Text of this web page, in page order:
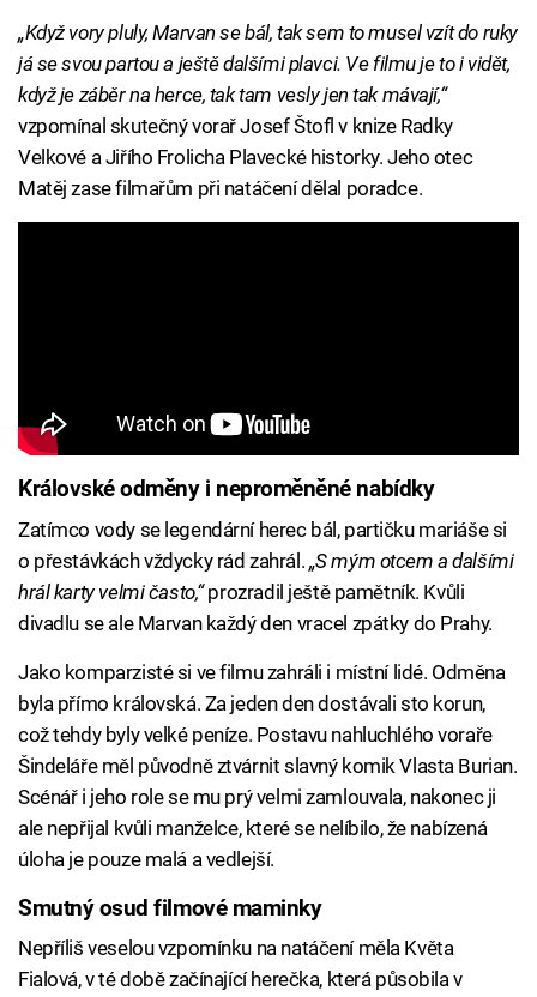
„Když vory pluly, Marvan se bál, tak sem to musel vzít do ruky
já se svou partou a ještě dalšími plavci. Ve filmu je to i vidět,
když je záběr na herce, tak tam vesly jen tak mávají,“
vzpomínal skutečný vorař Josef Štofl v knize Radky
Velkové a Jiřího Frolicha Plavecké historky. Jeho otec
Matěj zase filmařům při natáčení dělal poradce.
Královské odměny i neproměněné nabídky
Zatímco vody se legendární herec bál, partičku mariáše si
o přestávkách vždycky rád zahrál. „S mým otcem a dalšími
hrál karty velmi často,“prozradil ještě pamětník. Kvůli
divadlu se ale Marvan každý den vracel zpátky do Prahy.
Jako komparzisté si ve filmu zahráli i místní lidé. Odměna
byla přímo královská. Za jeden den dostávali sto korun,
což tehdy byly velké peníze. Postavu nahluchlého voraře
Šindeláře měl původně ztvárnit slavný komik Vlasta Burian.
Scénář i jeho role se mu prý velmi zamlouvala, nakonec ji
ale nepřijal kvůli manželce, které se nelíbilo, že nabízená
úloha je pouze malá a vedlejší.
Smutný osud filmové maminky
Nepříliš veselou vzpomínku na natáčení měla Květa
Fialová, v té době začínající herečka, která působila v